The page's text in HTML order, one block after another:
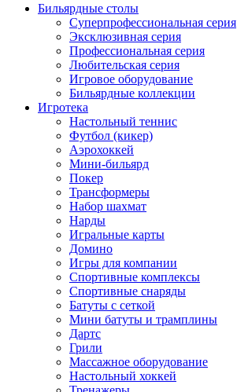
Бильярдные столы
Суперпрофессиональная серия
Эксклюзивная серия
Профессиональная серия
Любительская серия
Игровое оборудование
Бильярдные коллекции
Игротека
Настольный теннис
Футбол (кикер)
Аэрохоккей
Мини-бильярд
Покер
Трансформеры
Набор шахмат
Нарды
Игральные карты
Домино
Игры для компании
Спортивные комплексы
Спортивные снаряды
Батуты с сеткой
Мини батуты и трамплины
Дартс
Грили
Массажное оборудование
Настольный хоккей